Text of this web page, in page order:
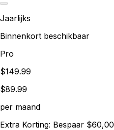
Jaarlijks
Binnenkort beschikbaar
Pro
$149.99
$89.99
per maand
Extra Korting: Bespaar $60,00